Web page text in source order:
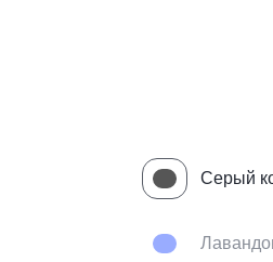
Новинка
Серый